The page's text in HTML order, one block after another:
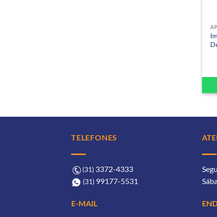
TELEFONES
(31) 3372-4333ㅤ
(31) 99177-5531ㅤㅤ
E-MAIL